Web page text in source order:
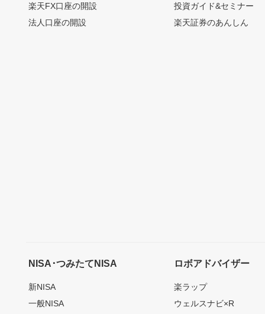
楽天FX口座の開設
法人口座の開設
投資ガイド&セミナー
楽天証券のあんしん
NISA･つみたてNISA
新NISA
一般NISA
ロボアドバイザー
楽ラップ
ウェルスナビ×R